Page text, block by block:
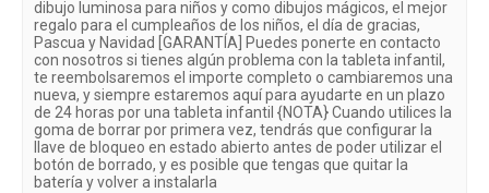
dibujo luminosa para niños y como dibujos mágicos, el mejor
regalo para el cumpleaños de los niños, el día de gracias,
Pascua y Navidad [GARANTÍA] Puedes ponerte en contacto
con nosotros si tienes algún problema con la tableta infantil,
te reembolsaremos el importe completo o cambiaremos una
nueva, y siempre estaremos aquí para ayudarte en un plazo
de 24 horas por una tableta infantil {NOTA} Cuando utilices la
goma de borrar por primera vez, tendrás que configurar la
llave de bloqueo en estado abierto antes de poder utilizar el
botón de borrado, y es posible que tengas que quitar la
batería y volver a instalarla